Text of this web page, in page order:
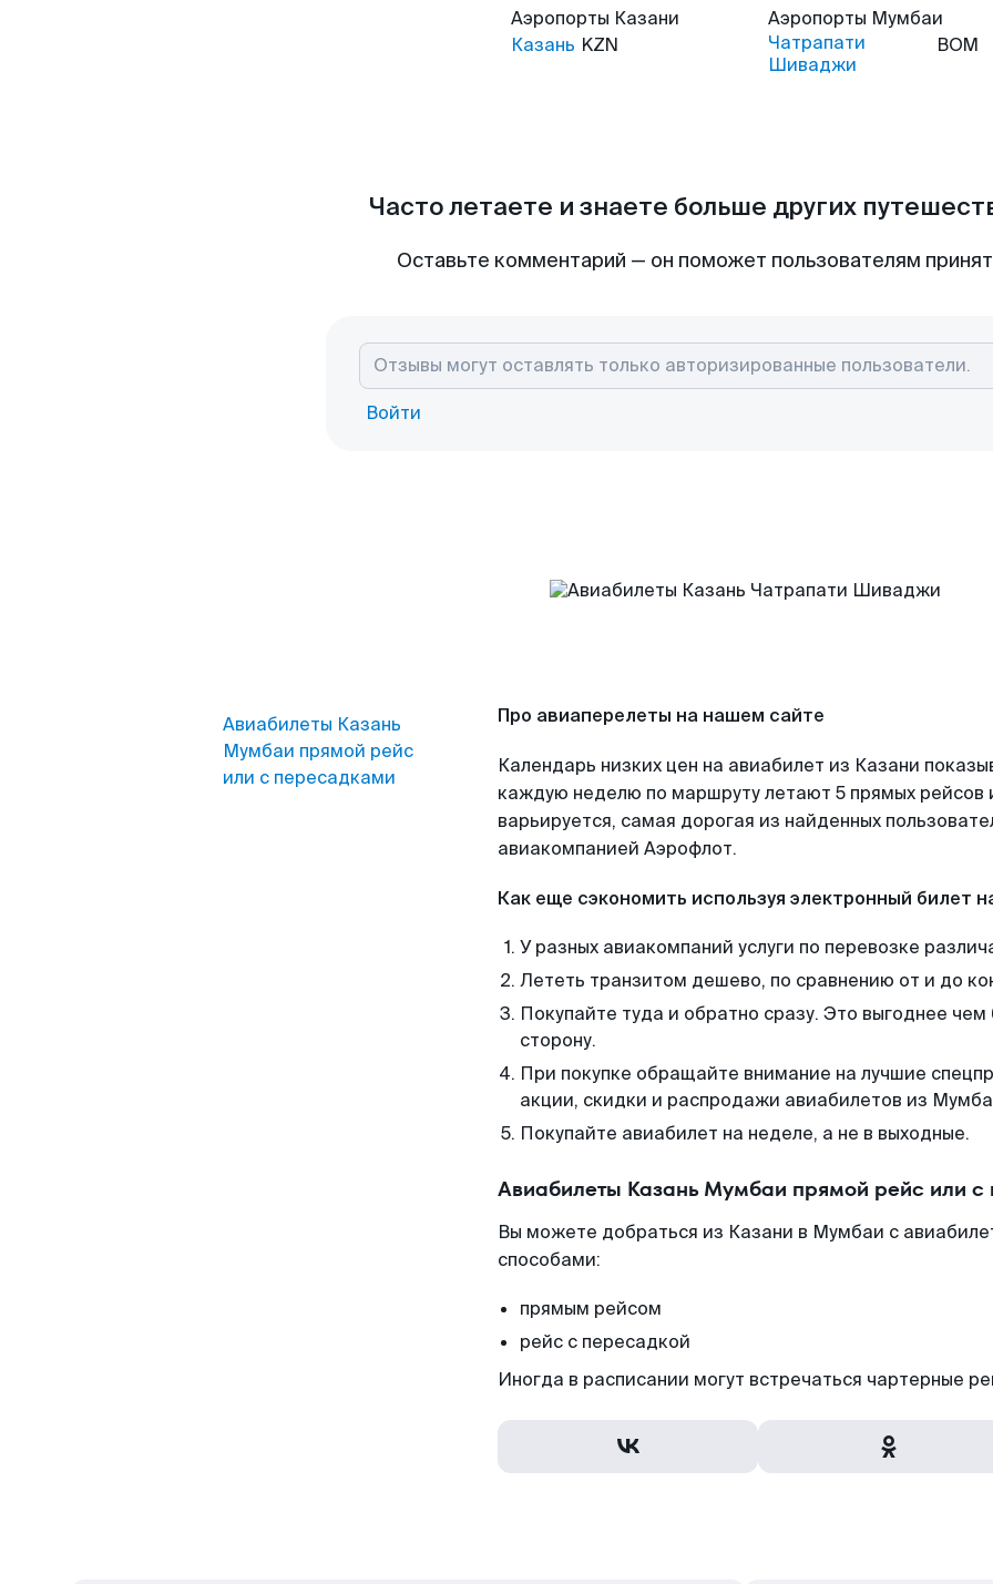
Аэропорты Казани
Казань KZN
Аэропорты Мумбаи
Чатрапати
Шиваджи
BOM
Часто летаете и знаете больше других
Оставьте комментарий — он поможет пользователям
Войти
Авиабилеты Казань
Мумбаи прямой рейс
или с пересадками
Про авиаперелеты на нашем сайте
Календарь низких цен на авиабилет из Казани
каждую неделю по маршруту летают 5 прямых рейсов
варьируется, самая дорогая из найденных
авиакомпанией Аэрофлот.
Как еще сэкономить используя электронный билет
У разных авиакомпаний услуги по перевозке
Лететь транзитом дешево, по сравнению от и до
Покупайте туда и обратно сразу. Это выгоднее
сторону.
При покупке обращайте внимание на лучшие
акции, скидки и распродажи авиабилетов из
Покупайте авиабилет на неделе, а не в выходные.
Авиабилеты Казань Мумбаи прямой рейс или с
Вы можете добраться из Казани в Мумбаи с
способами:
прямым рейсом
рейс с пересадкой
Иногда в расписании могут встречаться чартерные